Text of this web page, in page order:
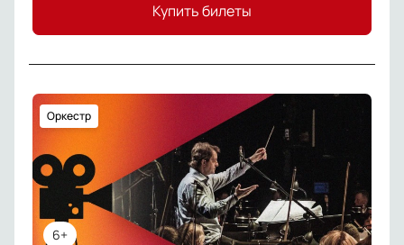
Купить билеты
6+
Оркестр